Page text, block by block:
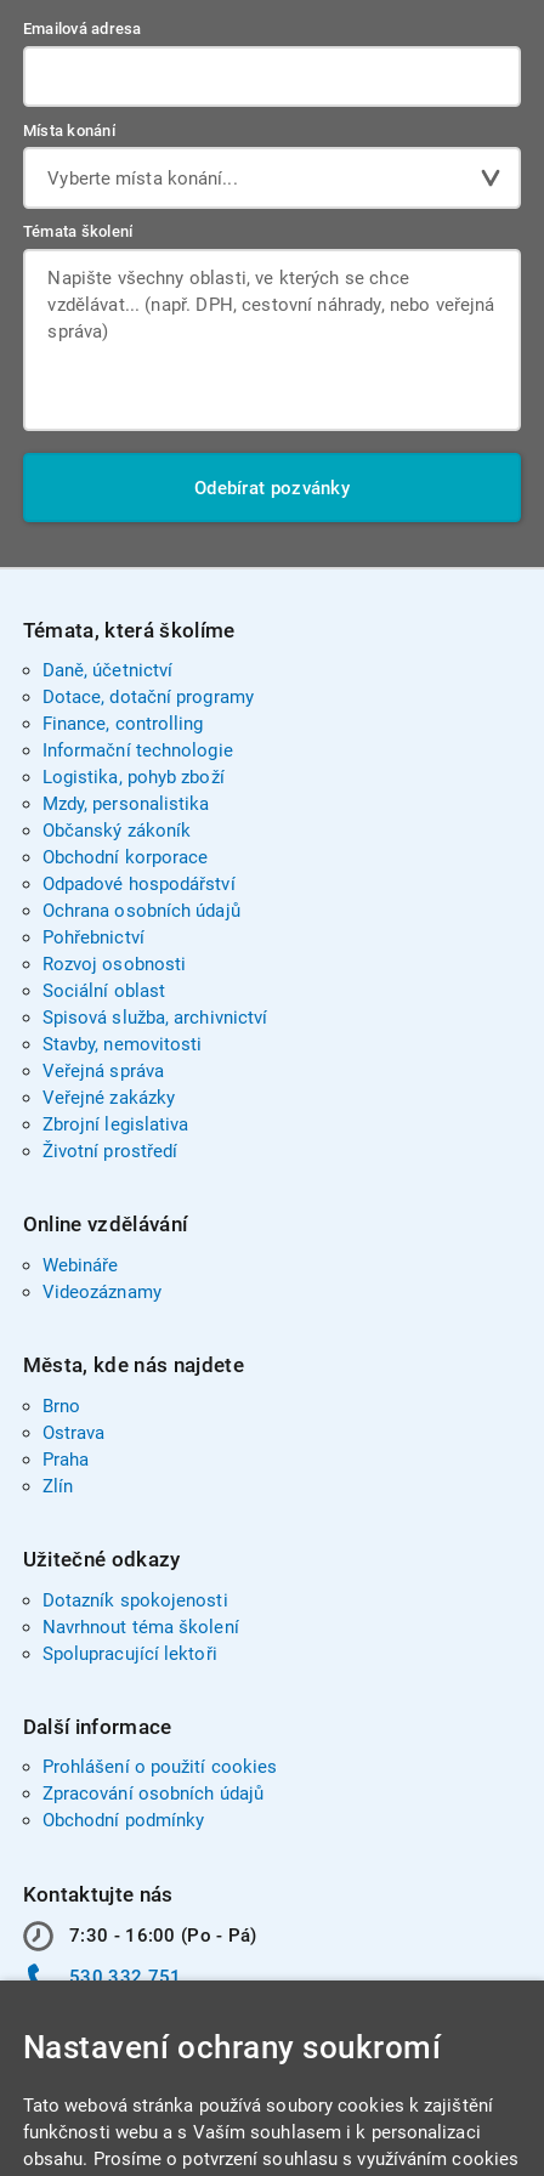
Emailová adresa
Místa konání
Vyberte místa konání...
Témata školení
Odebírat pozvánky
Témata, která školíme
Daně, účetnictví
Dotace, dotační programy
Finance, controlling
Informační technologie
Logistika, pohyb zboží
Mzdy, personalistika
Občanský zákoník
Obchodní korporace
Odpadové hospodářství
Ochrana osobních údajů
Pohřebnictví
Rozvoj osobnosti
Sociální oblast
Spisová služba, archivnictví
Stavby, nemovitosti
Veřejná správa
Veřejné zakázky
Zbrojní legislativa
Životní prostředí
Online vzdělávání
Webináře
Videozáznamy
Města, kde nás najdete
Brno
Ostrava
Praha
Zlín
Užitečné odkazy
Dotazník spokojenosti
Navrhnout téma školení
Spolupracující lektoři
Další informace
Prohlášení o použití cookies
Zpracování osobních údajů
Obchodní podmínky
Kontaktujte nás
7:30 - 16:00 (Po - Pá)
530 332 751
Nastavení ochrany soukromí
Tato webová stránka používá soubory cookies k zajištění
funkčnosti webu a s Vaším souhlasem i k personalizaci
obsahu. Prosíme o potvrzení souhlasu s využíváním cookies